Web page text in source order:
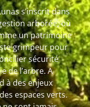
s’inscrit dans
arborée, où
un patrimoine
grimpeur pour
sécurité
de l’arbre. A
à des enjeux
espaces verts.